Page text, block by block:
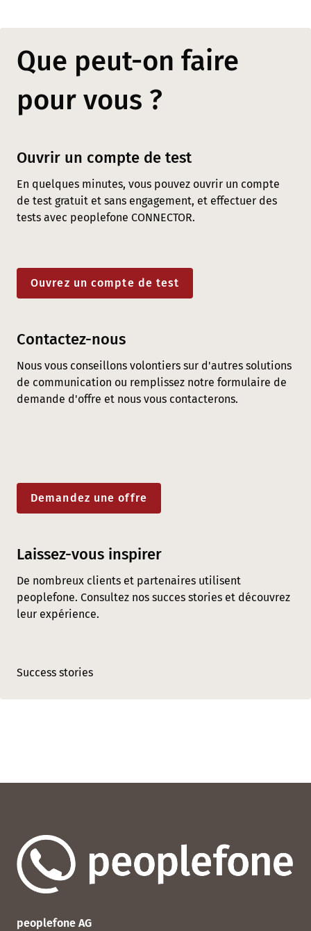
Que peut-on faire
pour vous ?
Ouvrir un compte de test
En quelques minutes, vous pouvez ouvrir un compte
de test gratuit et sans engagement, et effectuer des
tests avec peoplefone CONNECTOR.
Ouvrez un compte de test
Contactez-nous
Nous vous conseillons volontiers sur d'autres solutions
de communication ou remplissez notre formulaire de
demande d'offre et nous vous contacterons.
Demandez une offre
Laissez-vous inspirer
De nombreux clients et partenaires utilisent
peoplefone. Consultez nos succes stories et découvrez
leur expérience.
Success stories
peoplefone AG